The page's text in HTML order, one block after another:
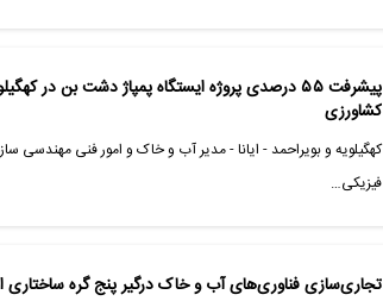
کشاورزی
کهگیلویه و بویراحمد - ایانا - مدیر آب و خاک و امور فنی مهندسی
فیزیکی…
تجاری‌سازی فناوری‌های آب و خاک درگیر پنج گره